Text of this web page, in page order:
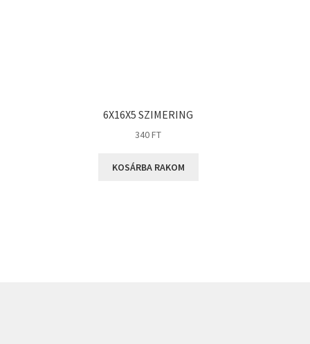
6X16X5 SZIMERING
340FT
KOSÁRBA RAKOM